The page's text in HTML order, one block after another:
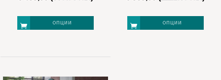
€ 129 € 569
129 239 459
€ 239,00
through
ОПЦИИ
has
ОПЦИИ